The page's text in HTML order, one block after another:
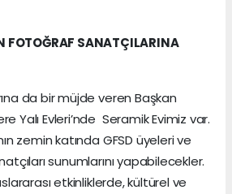
FOTOĞRAF SANATÇILARINA
da bir müjde veren Başkan
Yalı Evleri’nde Seramik Evimiz var.
zemin katında GFSD üyeleri ve
sunumlarını yapabilecekler.
etkinliklerde, kültürel ve